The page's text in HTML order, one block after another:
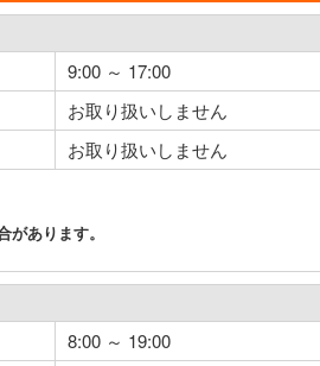
9:00 ～ 17:00
お取り扱いしません
お取り扱いしません
あります。
8:00 ～ 19:00